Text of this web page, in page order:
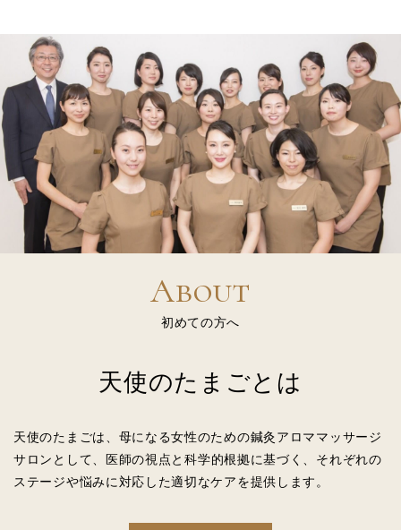
About
初めての方へ
天使のたまごとは
天使のたまごは、母になる女性のための鍼灸アロママッサージ
サロンとして、
医師の視点と科学的根拠に基づく、 それぞれの
ステージや悩みに対応した適切なケアを提供します。